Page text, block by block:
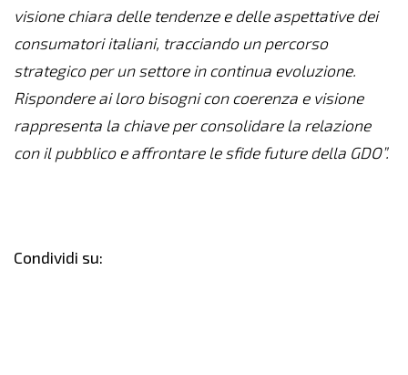
visione chiara delle tendenze e delle aspettative dei
consumatori italiani, tracciando un percorso
strategico per un settore in continua evoluzione.
Rispondere ai loro bisogni con coerenza e visione
rappresenta la chiave per consolidare la relazione
con il pubblico e affrontare le sfide future della GDO”.
Condividi su: